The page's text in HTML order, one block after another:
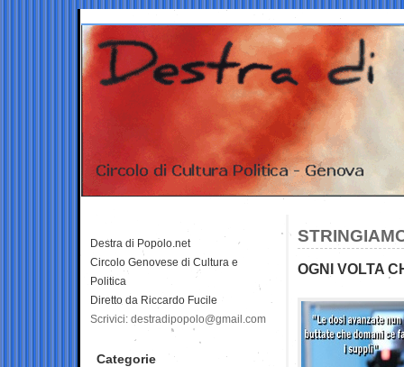
OGNI VOLTA
Destra di Popolo.net
Circolo Genovese di Cultura e
Politica
Diretto da Riccardo Fucile
Scrivici: destradipopolo@gmail.com
Categorie